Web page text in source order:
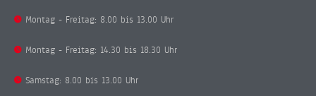
Montag - Freitag: 8.00 bis 13.00 Uhr
Montag - Freitag: 14.30 bis 18.30 Uhr
Samstag: 8.00 bis 13.00 Uhr